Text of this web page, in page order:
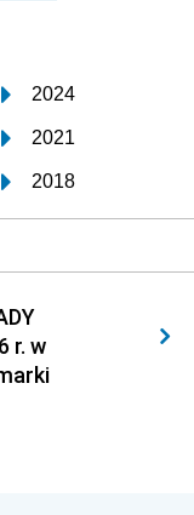
2024
2021
2018
2015
2012
2009
2006
r. w